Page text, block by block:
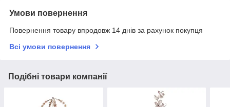
Умови повернення
Повернення товару впродовж 14 днів за рахунок покупця
Всі умови повернення
Подібні товари компанії